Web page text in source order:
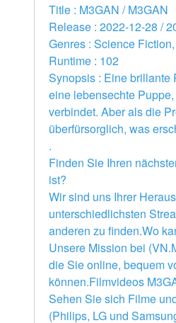
Title : M3GAN / M3GAN
Release : 2022-12-28 /
Genres : Science
Runtime : 102
Synopsis : Eine brillante
eine lebensechte
verbindet. Aber als die
überfürsorglich, was
.
Finden Sie Ihren
ist?
Wir sind uns Ihrer
unterschiedlichsten
anderen zu finden.Wo
Unsere Mission bei
die Sie online, bequem
können.Filmvideos
Sehen Sie sich Filme
(Philips, LG und